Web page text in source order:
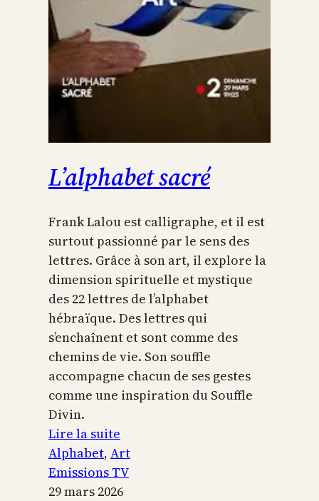
L’alphabet sacré
Frank Lalou est calligraphe, et il est
surtout passionné par le sens des
lettres. Grâce à son art, il explore la
dimension spirituelle et mystique
des 22 lettres de l’alphabet
hébraïque. Des lettres qui
s’enchaînent et sont comme des
chemins de vie. Son souffle
accompagne chacun de ses gestes
comme une inspiration du Souffle
Divin.
Lire la suite
L’alphabet
sacré
Alphabet, Art
Emissions TV
29 mars 2026